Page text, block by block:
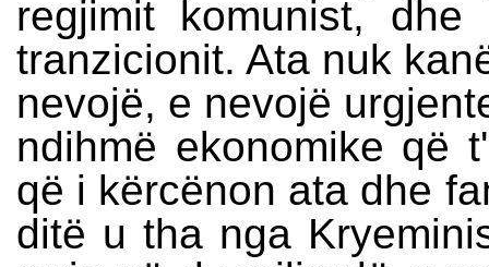
regjimit komunist,
tranzicionit. Ata nuk
nevojë, e nevojë
ndihmë ekonomike që
që i kërcënon ata dhe
ditë u tha nga